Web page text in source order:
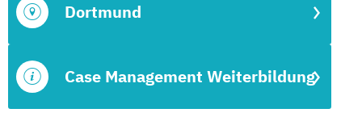
Case Management Weiterbildung
Dortmund